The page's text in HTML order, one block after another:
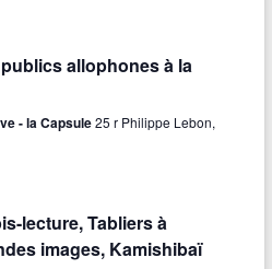
allophones à la
- la Capsule25 r Philippe Lebon,
lecture, Tabliers à
images, Kamishibaï